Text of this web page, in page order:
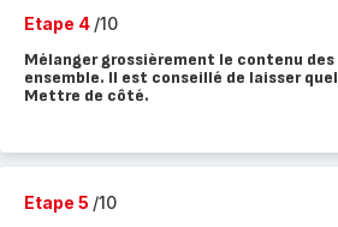
Etape 4 /10
Mélanger grossièrement le contenu
ensemble. Il est conseillé de laisser
Mettre de côté.
Etape 5 /10